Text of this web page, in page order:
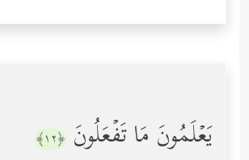
یَعۡلَمُونَ مَا تَفۡعَلُونَ ﴿١٢﴾